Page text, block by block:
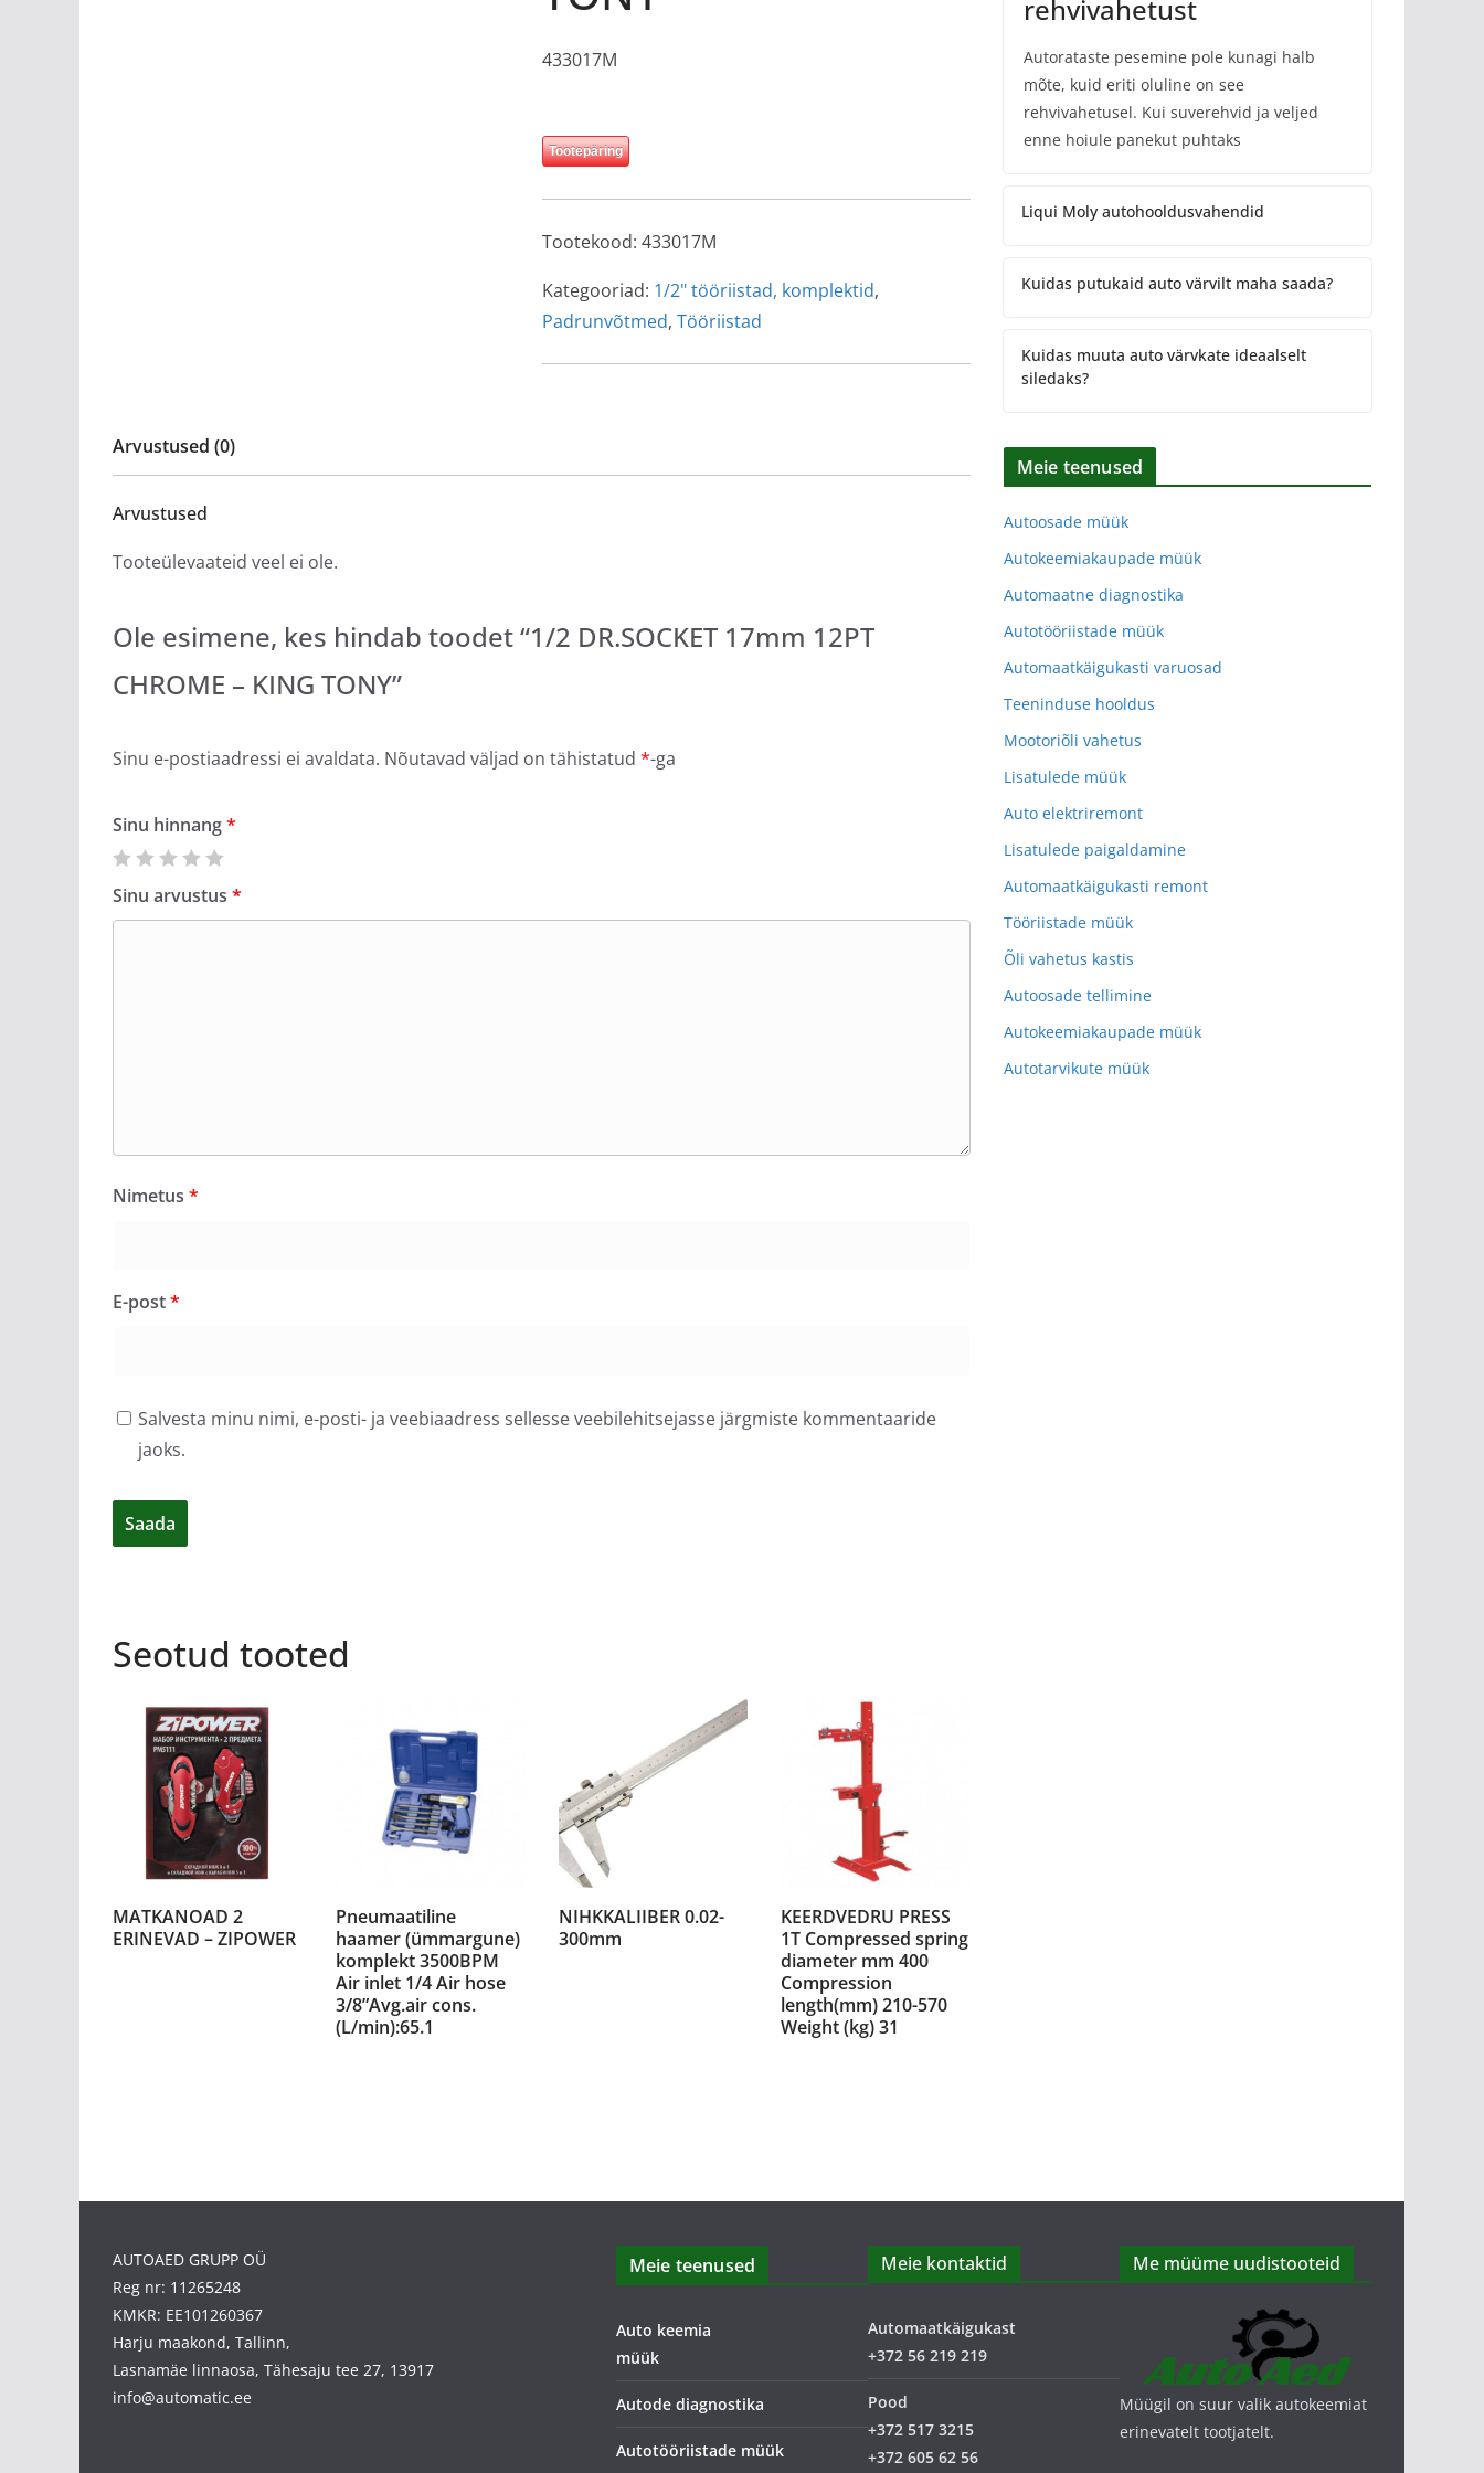
433017M
Tootepäring
Tootekood: 433017M
Kategooriad: 1/2" tööriistad, komplektid,
Padrunvõtmed, Tööriistad
Arvustused (0)
Arvustused
Tooteülevaateid veel ei ole.
Ole esimene, kes hindab toodet “1/2 DR.SOCKET 17mm 12PT
CHROME – KING TONY”
Sinu e-postiaadressi ei avaldata. Nõutavad väljad on tähistatud *-ga
Sinu hinnang*
Sinu arvustus *
Nimetus *
E-post*
Salvesta minu nimi, e-posti- ja veebiaadress sellesse veebilehitsejasse järgmiste kommentaaride
jaoks.
Seotud tooted
MATKANOAD 2
ERINEVAD – ZIPOWER
Pneumaatiline
haamer (ümmargune)
komplekt 3500BPM
Air inlet 1/4 Air hose
3/8”Avg.air cons.
(L/min):65.1
NIHKKALIIBER 0.02-
300mm
KEERDVEDRU PRESS
1T Compressed spring
diameter mm 400
Compression
length(mm) 210-570
Weight (kg) 31
rehvivahetust
Autorataste pesemine pole kunagi halb
mõte, kuid eriti oluline on see
rehvivahetusel. Kui suverehvid ja veljed
enne hoiule panekut puhtaks
Liqui Moly autohooldusvahendid
Kuidas putukaid auto värvilt maha saada?
Kuidas muuta auto värvkate ideaalselt
siledaks?
Meie teenused
Autoosade müük
Autokeemiakaupade müük
Automaatne diagnostika
Autotööriistade müük
Automaatkäigukasti varuosad
Teeninduse hooldus
Mootoriõli vahetus
Lisatulede müük
Auto elektriremont
Lisatulede paigaldamine
Automaatkäigukasti remont
Tööriistade müük
Õli vahetus kastis
Autoosade tellimine
Autokeemiakaupade müük
Autotarvikute müük
AUTOAED GRUPP OÜ
Reg nr: 11265248
KMKR: EE101260367
Harju maakond, Tallinn,
Lasnamäe linnaosa, Tähesaju tee 27, 13917
info@automatic.ee
Meie teenused
Auto keemia
müük
Autode diagnostika
Autotööriistade müük
Meie kontaktid
Automaatkäigukast
+372 56 219 219
Pood
+372 517 3215
+372 605 62 56
Me müüme uudistooteid
Müügil on suur valik autokeemiat
erinevatelt tootjatelt.